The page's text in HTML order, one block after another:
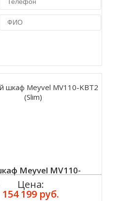
Meyvel MV110-
Цена:
154 199 руб.